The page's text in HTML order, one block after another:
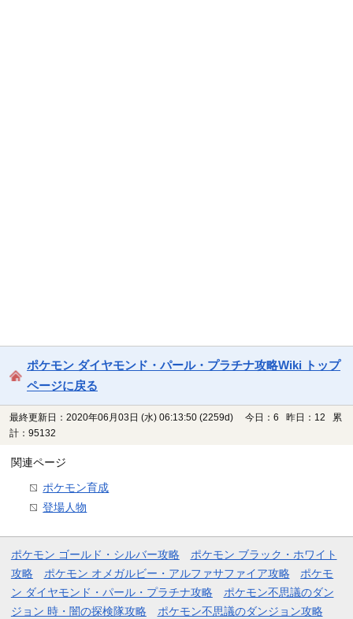
ポケモン ダイヤモンド・パール・プラチナ攻略Wiki トップ
ページに戻る
最終更新日：2020年06月03日 (水) 06:13:50 (2259d)
今日：6 昨日：12 累
計：95132
関連ページ
ポケモン育成
登場人物
ポケモン ゴールド・シルバー攻略
ポケモン ブラック・ホワイト
攻略
ポケモン オメガルビー・アルファサファイア攻略
ポケモ
ン ダイヤモンド・パール・プラチナ攻略
ポケモン不思議のダン
ジョン 時・闇の探検隊攻略
ポケモン不思議のダンジョン攻略